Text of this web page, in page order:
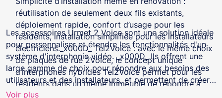
réutilisation de seulement deux fils existants,
déploiement rapide, confort d’usage pour les
résidents, installation simplifiée pour les installateurs
électriciens._x000D_ Tel2Voice : avec le même choix
de plaques de rue 2Voice, le concept unique
d’interphones hybrides Tel2Voice permet pour les
résidents dans un même immeuble de répondre à
l’appel de l’interphone sur le téléphone fixe et/ou le
Les accessoires Urmet 2 Voice sont une solution idéale
pour personnaliser et étendre les fonctionnalités d'un
système d'interphonie vidéo. _x000D_ Ils offrent une
large gamme de choix pour répondre aux besoins des
utilisateurs et des installateurs, et permettent de créer
une solution complète et évolutive.
Voir plus